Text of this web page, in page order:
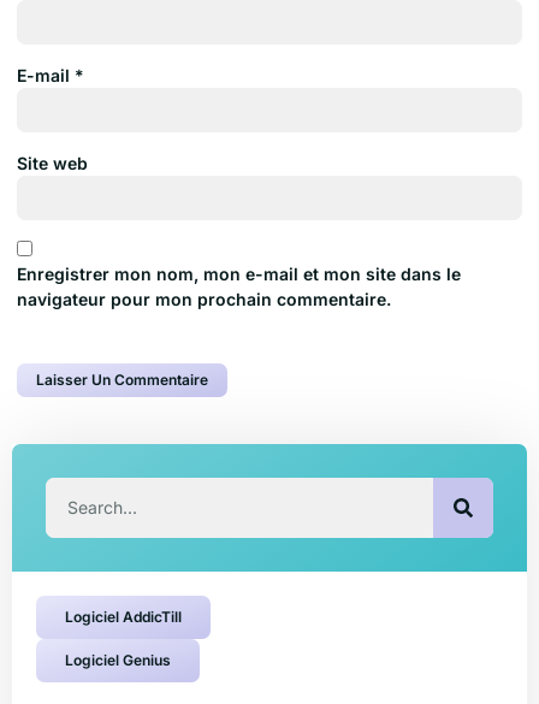
E-mail *
Site web
Enregistrer mon nom, mon e-mail et mon site dans le
navigateur pour mon prochain commentaire.
Logiciel AddicTill
Logiciel Genius